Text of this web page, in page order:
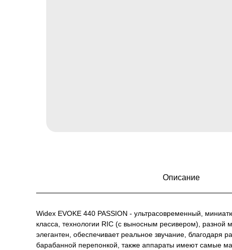
Описание
Widex EVOKE 440 PASSION - ультрасовременный,
класса, технологии RIC (с выносным ресивером),
элегантен, обеспечивает реальное звучание, благодаря
барабанной перепонкой, также аппараты имеют самые